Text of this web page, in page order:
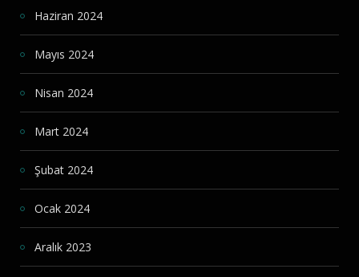
Haziran 2024
Mayıs 2024
Nisan 2024
Mart 2024
Şubat 2024
Ocak 2024
Aralık 2023